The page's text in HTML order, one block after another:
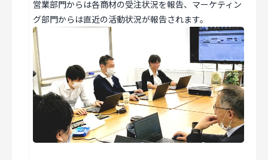
営業部門からは各商材の受注状況を報告、マーケティン
グ部門からは直近の活動状況が報告されます。